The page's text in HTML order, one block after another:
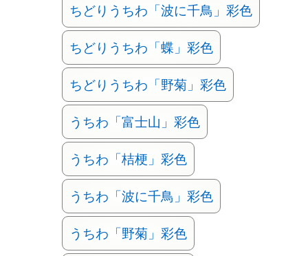
ちどりうちわ「波に千鳥」彩色
ちどりうちわ「蝶」彩色
ちどりうちわ「野菊」彩色
うちわ「富士山」彩色
うちわ「桔梗」彩色
うちわ「波に千鳥」彩色
うちわ「野菊」彩色